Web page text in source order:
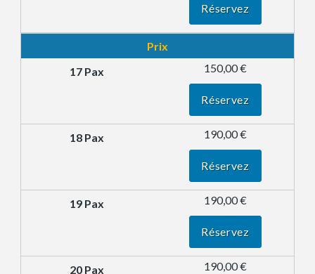
Réservez
Prix
150,00 €
Réservez
190,00 €
Réservez
190,00 €
Réservez
190,00 €